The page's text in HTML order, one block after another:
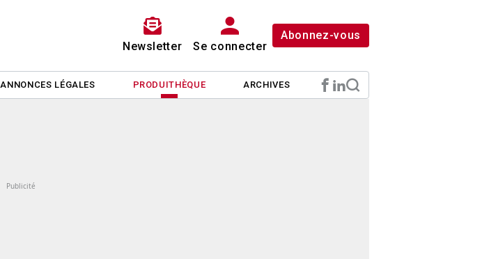
Newsletter Se connecter
Abonnez-vous
ANNONCES LÉGALES PRODUITHÈQUE ARCHIVES